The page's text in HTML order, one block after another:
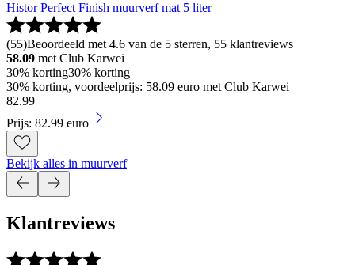
Histor Perfect Finish muurverf mat 5 liter
(55)Beoordeeld met 4.6 van de 5 sterren, 55 klantreviews
58.09 met Club Karwei
30% korting30% korting
30% korting, voordeelprijs: 58.09 euro met Club Karwei
82.99
Prijs: 82.99 euro
Bekijk alles in muurverf
Klantreviews